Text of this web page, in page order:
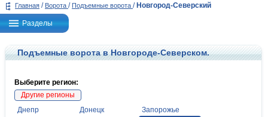
Главная / Ворота / Подъемные ворота / Новгород-Северский
Разделы
Подъемные ворота в Новгороде-Северском.
Выберите регион:
Другие регионы
Днепр
Донецк
Запорожье